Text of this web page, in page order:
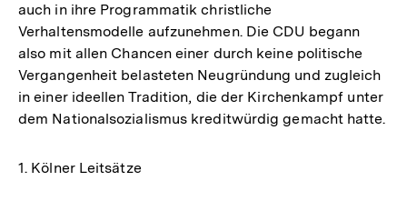
auch in ihre Programmatik christliche
Verhaltensmodelle aufzunehmen. Die CDU begann
also mit allen Chancen einer durch keine politische
Vergangenheit belasteten Neugründung und zugleich
in einer ideellen Tradition, die der Kirchenkampf unter
dem Nationalsozialismus kreditwürdig gemacht hatte.
1. Kölner Leitsätze